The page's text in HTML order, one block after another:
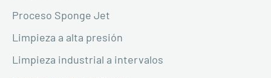
Proceso Sponge Jet
Limpieza a alta presión
Limpieza industrial a intervalos